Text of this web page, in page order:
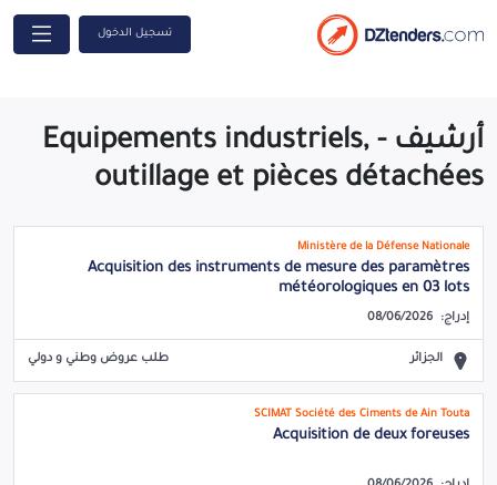
تسجيل الدخول
أرشيف - Equipements industriels,
outillage et pièces détachées
Ministère de la Défense Nationale
Acquisition des instruments de mesure des paramètres
météorologiques en 03 lots
إدراج: 08/06/2026
الجزائر طلب عروض وطني و دولي
SCIMAT Société des Ciments de Ain Touta
Acquisition de deux foreuses